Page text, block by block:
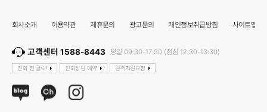
회사소개 이용약관 제휴문의 광고문의 개인정보취급방침 사이트맵
고객센터 1588-8443 평일 09:30-17:30 (점심 12:30-13:30)
전화 전 클릭! 전화상담 예약 원격지원요청